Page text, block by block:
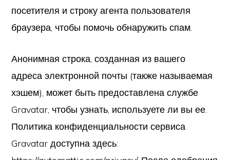
посетителя и строку агента пользователя
браузера, чтобы помочь обнаружить спам.
Анонимная строка, созданная из вашего
адреса электронной почты (также называемая
хэшем), может быть предоставлена службе
Gravatar, чтобы узнать, используете ли вы ее.
Политика конфиденциальности сервиса
Gravatar доступна здесь: